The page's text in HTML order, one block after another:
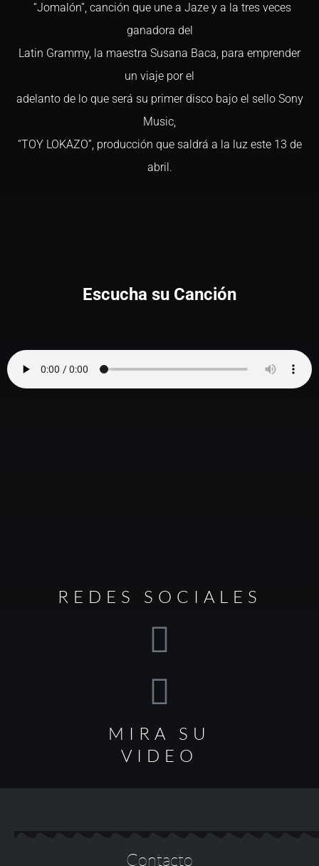
“Jomalón”, canción que une a Jaze y a la tres veces
ganadora del
Latin Grammy, la maestra Susana Baca, para emprender
un viaje por el
adelanto de lo que será su primer disco bajo el sello Sony
Music,
“TOY LOKAZO”, producción que saldrá a la luz este 13 de
abril.
Escucha su Canción
REDES SOCIALES
MIRA SU
VIDEO
Contacto